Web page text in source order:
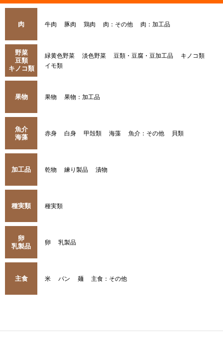
肉 牛肉 豚肉 鶏肉 肉：その他 肉：加工品
野菜
豆類
キノコ類
緑黄色野菜 淡色野菜 豆類・豆腐・豆加工品
キノコ類
イモ類
果物 果物 果物：加工品
魚介
海藻
赤身 白身 甲殻類 海藻 魚介：その他 貝類
加工品 乾物 練り製品 漬物
種実類 種実類
卵
乳製品
卵 乳製品
主食 米 パン 麺 主食：その他